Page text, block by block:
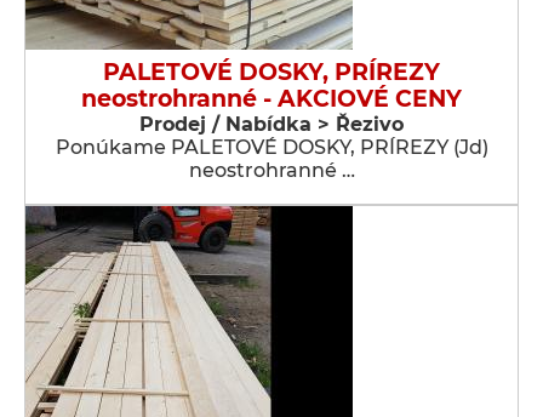
PALETOVÉ DOSKY, PRÍREZY
neostrohranné - AKCIOVÉ CENY
Prodej / Nabídka > Řezivo
Ponúkame PALETOVÉ DOSKY, PRÍREZY (Jd)
neostrohranné …